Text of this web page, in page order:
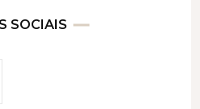
SOCIAIS